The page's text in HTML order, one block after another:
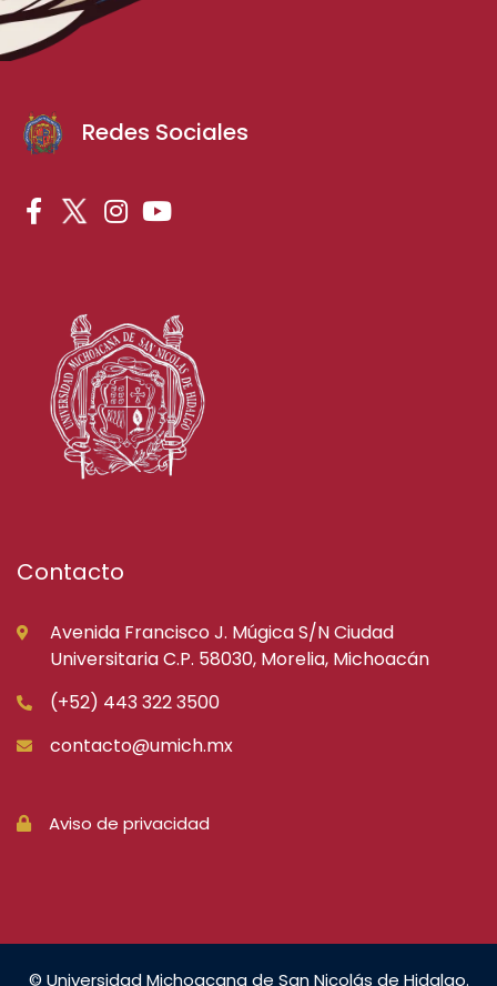
Redes Sociales
Contacto
Avenida Francisco J. Múgica S/N Ciudad
Universitaria C.P. 58030, Morelia, Michoacán
(+52) 443 322 3500
contacto@umich.mx
Aviso de privacidad
© Universidad Michoacana de San Nicolás de Hidalgo.